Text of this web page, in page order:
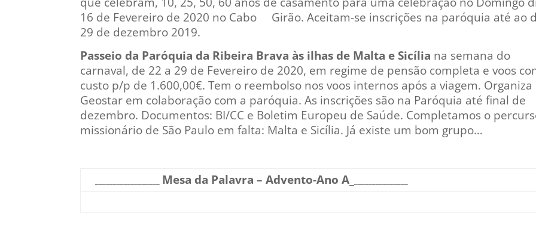
16 de Fevereiro de 2020 no Cabo Girão. Aceitam-se inscrições na paróquia até ao
29 de dezembro 2019.
Passeio da Paróquia da Ribeira Brava às ilhas de Malta e Sicília na semana do
carnaval, de 22 a 29 de Fevereiro de 2020, em regime de pensão completa e voos
custo p/p de 1.600,00€. Tem o reembolso nos voos internos após a viagem. Organiza
Geostar em colaboração com a paróquia. As inscrições são na Paróquia até final de
dezembro. Documentos: BI/CC e Boletim Europeu de Saúde. Completamos o
missionário de São Paulo em falta: Malta e Sicília. Já existe um bom grupo…
Mesa da Palavra – Advento-Ano A_